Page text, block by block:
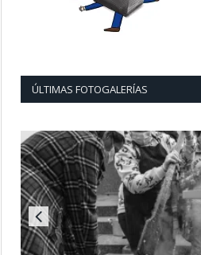
ÚLTIMAS FOTOGALERÍAS